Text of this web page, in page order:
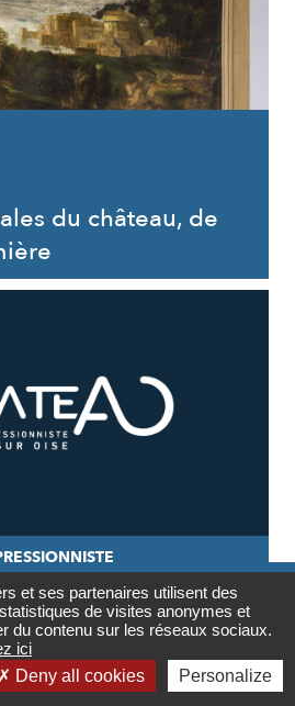
Contact

Newsletter
du château, de
décryptés
et ses partenaires utilisent des
de visites anonymes et
du contenu sur les réseaux sociaux.
ici
Deny all cookies Personalize